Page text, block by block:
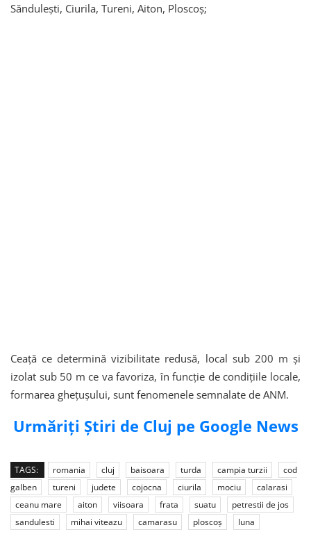
Săndulești, Ciurila, Tureni, Aiton, Ploscoș;
Ceață ce determină vizibilitate redusă, local sub 200 m și
izolat sub 50 m ce va favoriza, în funcție de condițiile locale,
formarea ghețușului, sunt fenomenele semnalate de ANM.
Urmăriți Știri de Cluj pe Google News
TAGS: romania cluj baisoara turda campia turzii
cod
galben
tureni judete cojocna ciurila mociu
calarasi
ceanu mare
aiton viisoara frata suatu
petrestii de jos
sandulesti
mihai viteazu camarasu ploscoș luna